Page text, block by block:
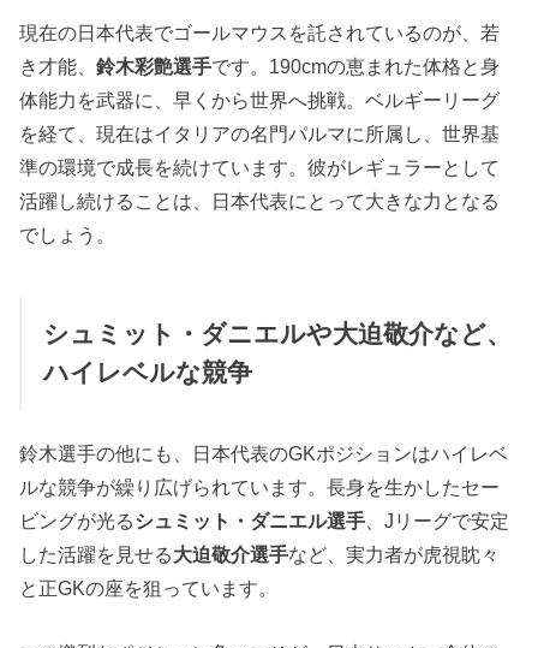
現在の日本代表でゴールマウスを託されているのが、若
き才能、鈴木彩艶選手です。190cmの恵まれた体格と身
体能力を武器に、早くから世界へ挑戦。ベルギーリーグ
を経て、現在はイタリアの名門パルマに所属し、世界基
準の環境で成長を続けています。彼がレギュラーとして
活躍し続けることは、日本代表にとって大きな力となる
でしょう。
シュミット・ダニエルや大迫敬介など、
ハイレベルな競争
鈴木選手の他にも、日本代表のGKポジションはハイレベ
ルな競争が繰り広げられています。長身を生かしたセー
ビングが光るシュミット・ダニエル選手 、Jリーグで安定
した活躍を見せる大迫敬介選手など、実力者が虎視眈々
と正GKの座を狙っています。